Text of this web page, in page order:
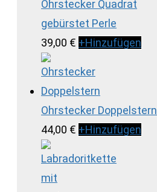
Ohrstecker Quadrat
gebürstet Perle
39,00 € +Hinzufügen
Ohrstecker Doppelstern
44,00 € +Hinzufügen